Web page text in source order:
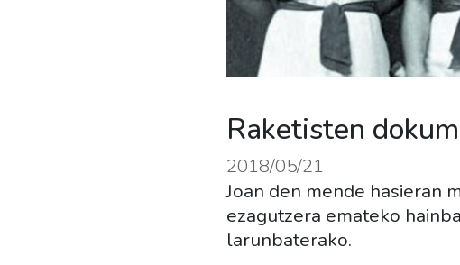
Raketisten
2018/05/21
Joan den mende hasieran
ezagutzera emateko
larunbaterako.